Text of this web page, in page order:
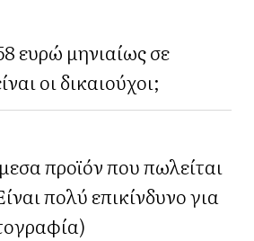
ευρώ μηνιαίως σε
οι δικαιούχοι;
προϊόν που πωλείται
πολύ επικίνδυνο για